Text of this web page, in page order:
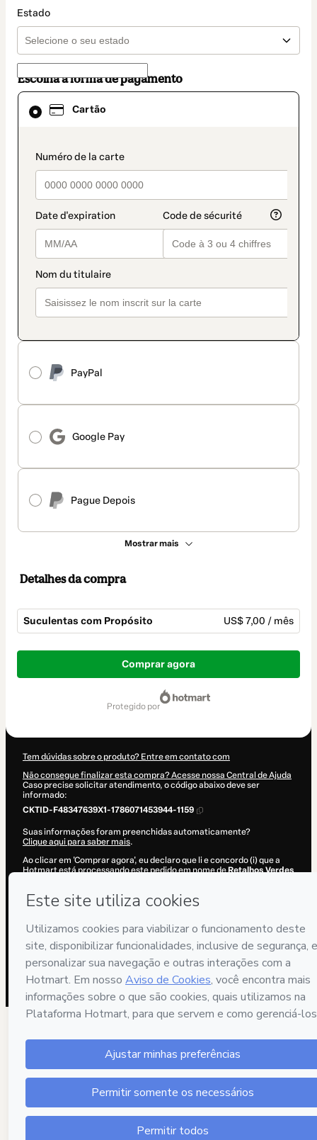
Estado
Escolha a forma de pagamento
Cartão
payment_data.section_title_v2
PayPal
Google Pay
Pague Depois
Mostrar mais
Cartão
selecionado
Detalhes da compra
Suculentas com Propósito US$ 7,00 / mês
Total
US$ 7,00
Comprar agora
protegido por
Tem dúvidas sobre o produto? Entre em contato com
Não consegue finalizar esta compra? Acesse nossa Central de Ajuda
Caso precise solicitar atendimento, o código abaixo deve ser
informado:
CKTID-F48347639X1-1786071453944-1159
Suas informações foram preenchidas automaticamente?
Clique aqui para saber mais.
Ao clicar em 'Comprar agora', eu declaro que li e concordo (i) que a
Hotmart está processando este pedido em nome deRetalhos Verdes
Políticas da Hotmarte (iii) que sou maior de idade ou autorizado e
Saiba mais sobre sua compraaqui.
Hotmart ©2026- Todos os direitos reservados
2026-08-07T02:57:35.855Z
REF.